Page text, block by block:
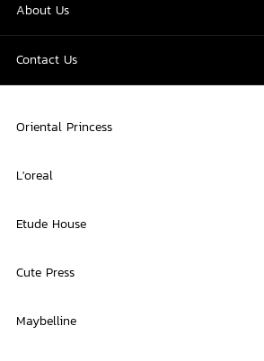
About Us
Contact Us
Oriental Princess
L'oreal
Etude House
Cute Press
Maybelline